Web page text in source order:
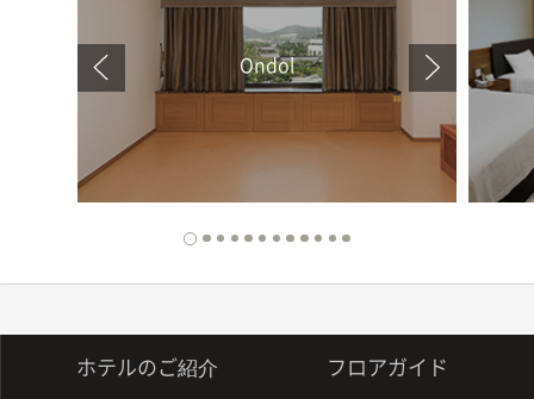
Ondol
ホテルのご紹介 フロアガイド